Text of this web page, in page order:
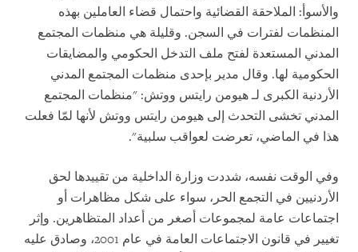
والأسوأ: الملاحقة القضائية واحتمال قضاء العاملين بهذه
المنظمات لفترات في السجن. وقليلة هي منظمات المجتمع
المدني المستعدة لفتح ملف التدخل الحكومي والمضايقات
الحكومية لها. وقال مدير بإحدى منظمات المجتمع المدني
الأردنية الكبرى لـ هيومن رايتس ووتش: "منظمات المجتمع
المدني تخشى التحدث إلى هيومن رايتس ووتش لأنها لمّا فعلت
هذا في الماضي، تعرضت لعواقب سلبية".
وفي الوقت نفسه، شددت وزارة الداخلية من تقييدها لحق
الأردنيين في التجمع الحر، سواء على شكل مظاهرات أو
اجتماعات عامة لمجموعات أصغر من أعداد المتظاهرين. وإثر
تغيير في قانون الاجتماعات العامة في عام 2001، وصادق عليه